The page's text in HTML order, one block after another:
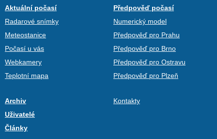
Aktuální počasí
Radarové snímky
Meteostanice
Počasí u vás
Webkamery
Teplotní mapa
Předpověď počasí
Numerický model
Předpověď pro Prahu
Předpověď pro Brno
Předpověď pro Ostravu
Předpověď pro Plzeň
Archiv
Uživatelé
Články
Kontakty